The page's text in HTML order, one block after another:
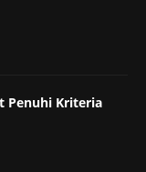
Penuhi Kriteria